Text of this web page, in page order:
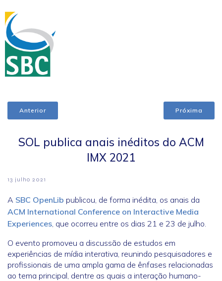
Anterior Próxima
SOL publica anais inéditos do ACM
IMX 2021
13 julho 2021
A SBC OpenLib publicou, de forma inédita, os anais da
ACM International Conference on Interactive Media
Experiences, que ocorreu entre os dias 21 e 23 de julho.
O evento promoveu a discussão de estudos em
experiências de mídia interativa, reunindo pesquisadores e
profissionais de uma ampla gama de ênfases relacionadas
ao tema principal, dentre as quais a interação humano-